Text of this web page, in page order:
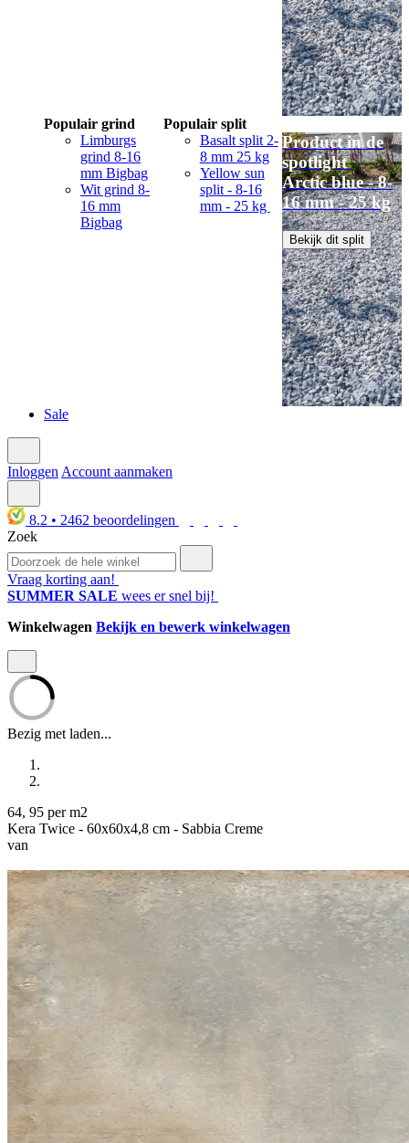
Populair grind
Limburgs
grind 8-16
mm Bigbag
Wit grind 8-
16 mm
Bigbag
Populair split
Basalt split 2-
8 mm 25 kg
Yellow sun
split - 8-16
mm - 25 kg
Product in de
spotlight
Arctic blue - 8-
16 mm - 25 kg
Bekijk dit split
Sale
InloggenAccount aanmaken
8.2 • 2462 beoordelingen
Zoek
Vraag korting aan!
SUMMER SALE wees er snel bij!
Winkelwagen Bekijk en bewerk winkelwagen
Bezig met laden...
64, 95 per m2
Kera Twice - 60x60x4,8 cm - Sabbia Creme
van